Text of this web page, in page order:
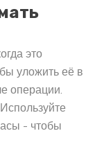
это
уложить её в
операции.
- чтобы